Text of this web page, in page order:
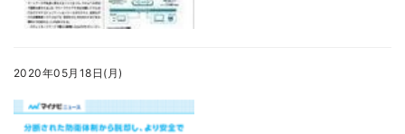
2020年05月18日(月)